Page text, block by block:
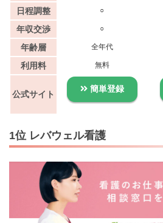
日程調整 ○
年収交渉 ○
年齢層 全年代
利用料 無料
公式サイト
簡単登録
1位 レバウェル看護